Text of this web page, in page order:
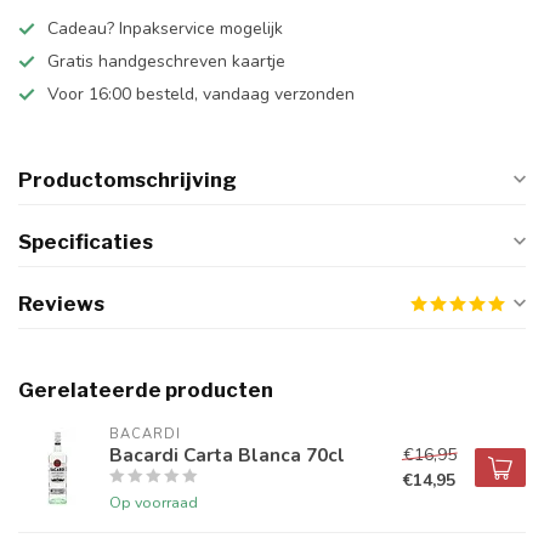
Cadeau? Inpakservice mogelijk
Gratis handgeschreven kaartje
Voor 16:00 besteld, vandaag verzonden
Productomschrijving
Specificaties
Reviews
Gerelateerde producten
BACARDI
Bacardi Carta Blanca 70cl
Op voorraad
€16,95
€14,95